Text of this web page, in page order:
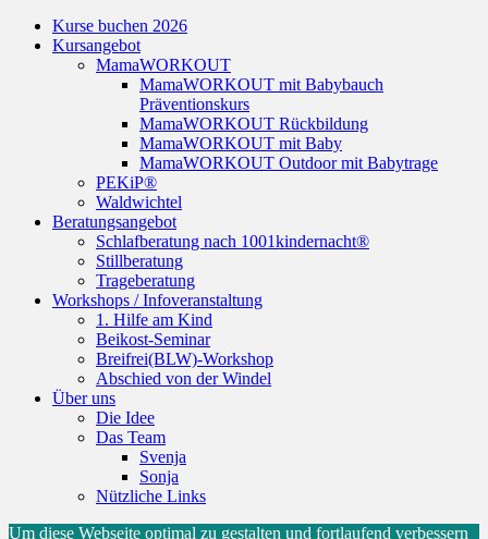
oben
scrollen
Kurse buchen 2026
Kursangebot
MamaWORKOUT
MamaWORKOUT mit Babybauch
Präventionskurs
MamaWORKOUT Rückbildung
MamaWORKOUT mit Baby
MamaWORKOUT Outdoor mit Babytrage
PEKiP®
Waldwichtel
Beratungsangebot
Schlafberatung nach 1001kindernacht®
Stillberatung
Trageberatung
Workshops / Infoveranstaltung
1. Hilfe am Kind
Beikost-Seminar
Breifrei(BLW)-Workshop
Abschied von der Windel
Über uns
Die Idee
Das Team
Svenja
Sonja
Nützliche Links
Um diese Webseite optimal zu gestalten und fortlaufend verbessern